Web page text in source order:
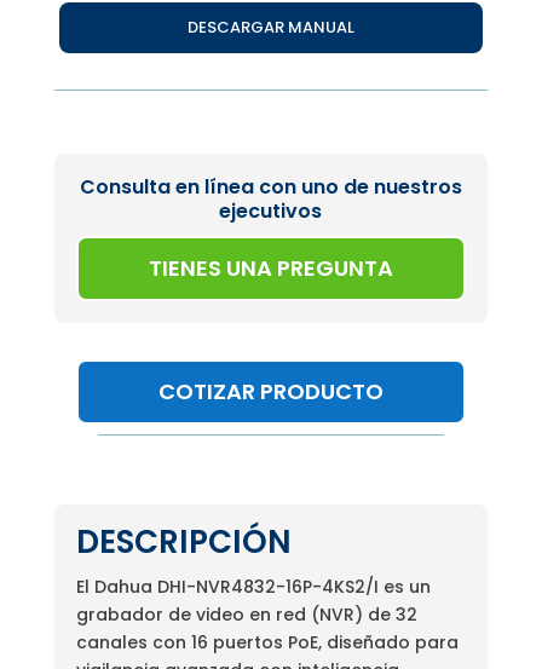
DESCARGAR MANUAL
Consulta en línea con uno de nuestros
ejecutivos
TIENES UNA PREGUNTA
COTIZAR PRODUCTO
DESCRIPCIÓN
El Dahua DHI-NVR4832-16P-4KS2/I es un
grabador de video en red (NVR) de 32
canales con 16 puertos PoE, diseñado para